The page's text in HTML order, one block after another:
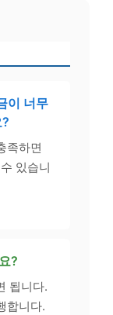
이 너무
족하면
있습니
?
됩니다.
합니다.